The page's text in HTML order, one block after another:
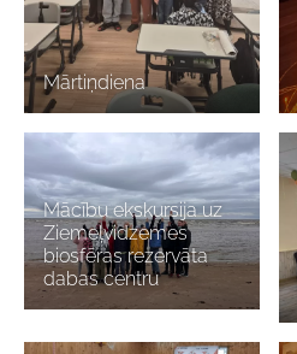
Mārtiņdiena
Mācību ekskursija uz
Ziemeļvidzemes
biosfēras rezervāta
dabas centru